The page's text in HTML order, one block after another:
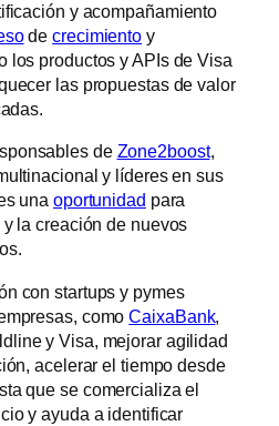
y acompañamiento
decrecimiento y
los productos y APIs de Visa
las propuestas de valor
de Zone2boost,
y líderes en sus
una oportunidad para
la creación de nuevos
con startups y pymes
comoCaixaBank,
y Visa, mejorar agilidad
acelerar el tiempo desde
que se comercializa el
y ayuda a identificar